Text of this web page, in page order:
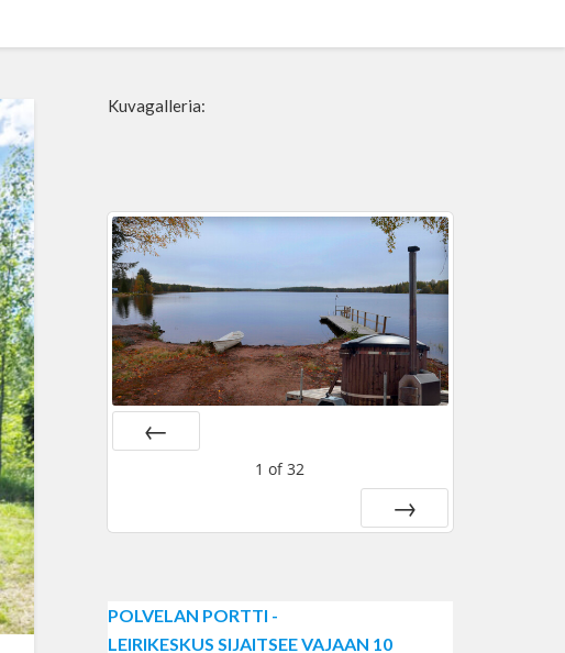
Kuvagalleria:
1 of 32
POLVELAN PORTTI -
LEIRIKESKUS SIJAITSEE VAJAAN 10